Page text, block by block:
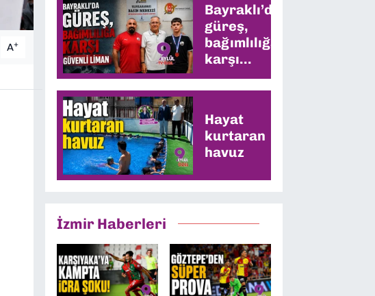
A+
Bayraklı’da
güreş,
bağımlılığa
karşı
güvenli
liman
Hayat
kurtaran
havuz
İzmir Haberleri